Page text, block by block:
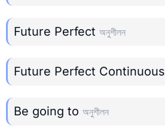
Future Perfect অনুশীলন
Future Perfect Continuous
Be going to অনুশীলন